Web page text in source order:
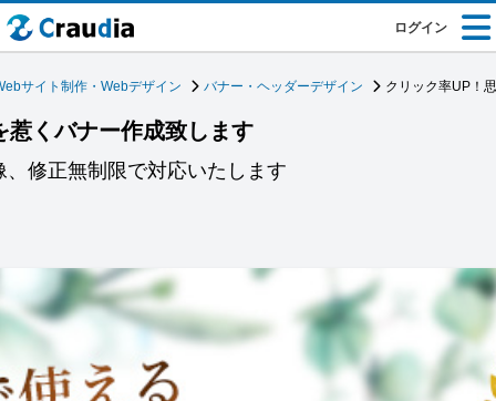
ログイン
サイト制作・Webデザイン バナー・ヘッダーデザイン クリック率UP！
惹くバナー作成致します
修正無制限で対応いたします